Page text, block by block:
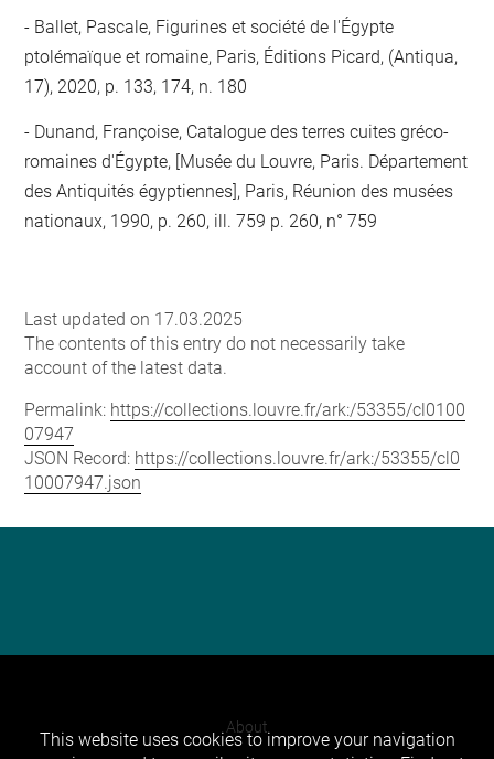
Ballet, Pascale, Figurines et société de l'Égypte
ptolémaïque et romaine, Paris, Éditions Picard, (Antiqua,
17), 2020, p. 133, 174, n. 180
Dunand, Françoise, Catalogue des terres cuites gréco-
romaines d'Égypte, [Musée du Louvre, Paris. Département
des Antiquités égyptiennes], Paris, Réunion des musées
nationaux, 1990, p. 260, ill. 759 p. 260, n° 759
Last updated on 17.03.2025
The contents of this entry do not necessarily take
account of the latest data.
Permalink: https://collections.louvre.fr/ark:/53355/cl0100
07947
JSON Record: https://collections.louvre.fr/ark:/53355/cl0
10007947.json
About
This website uses cookies to improve your navigation